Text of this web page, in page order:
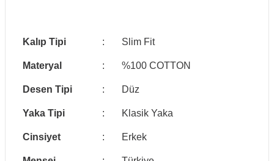
Kalıp Tipi : Slim Fit
Materyal : %100 COTTON
Desen Tipi : Düz
Yaka Tipi : Klasik Yaka
Cinsiyet : Erkek